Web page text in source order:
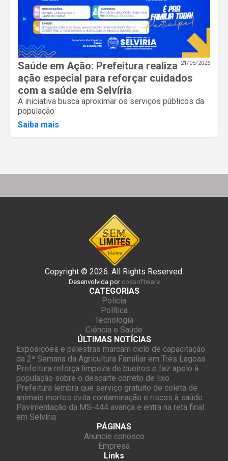
21/05/2026
Saúde em Ação: Prefeitura realiza
ação especial para reforçar cuidados
com a saúde em Selvíria
A iniciativa busca aproximar os serviços públicos da
população
Saiba mais
Copyright © 2026. All Rights Reserved.
Desenvolvida por cossoftware
CATEGORIAS
Polícia
Política
Tecnologia
Ciência e Saúde
ÚLTIMAS NOTÍCIAS
Exposições e palestras marcam ciclo de capacitação
da 2ª Semana da Agricultura Familiar em Três Lagoas
Prefeitura reforça limpeza de bueiros e faz apelo à
população sobre o descarte correto de lixo
Prefeitura lembra que serviço gratuito de coleta de
animais mortos evita contaminação e riscos à saúde
Pavimentação da MS-444 avança e entra na reta final
em Selvíria
PÁGINAS
Anuncie conosco
Empresa
Links